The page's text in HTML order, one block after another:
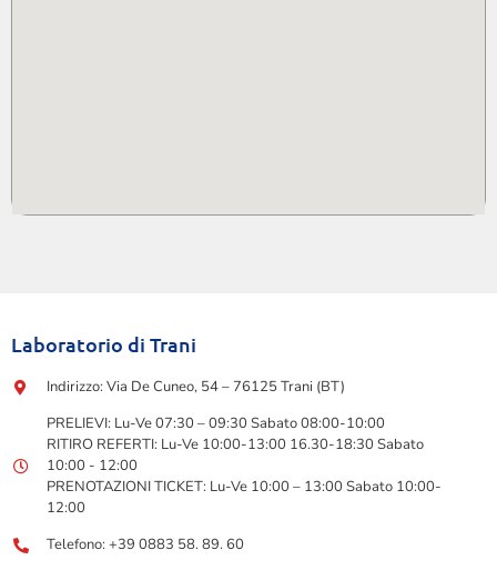
Laboratorio di Trani
Indirizzo: Via De Cuneo, 54 – 76125 Trani (BT)
PRELIEVI: Lu-Ve 07:30 – 09:30 Sabato 08:00-10:00
RITIRO REFERTI: Lu-Ve 10:00-13:00 16.30-18:30 Sabato
10:00 - 12:00
PRENOTAZIONI TICKET: Lu-Ve 10:00 – 13:00 Sabato 10:00-
12:00
Telefono: +39 0883 58. 89. 60